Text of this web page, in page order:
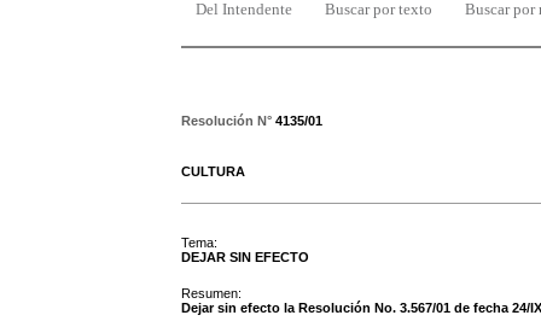
Del Intendente Buscar por texto Buscar por
Resolución N° 4135/01
CULTURA
Tema:
DEJAR SIN EFECTO
Resumen:
Dejar sin efecto la Resolución No. 3.567/01 de fecha 24/